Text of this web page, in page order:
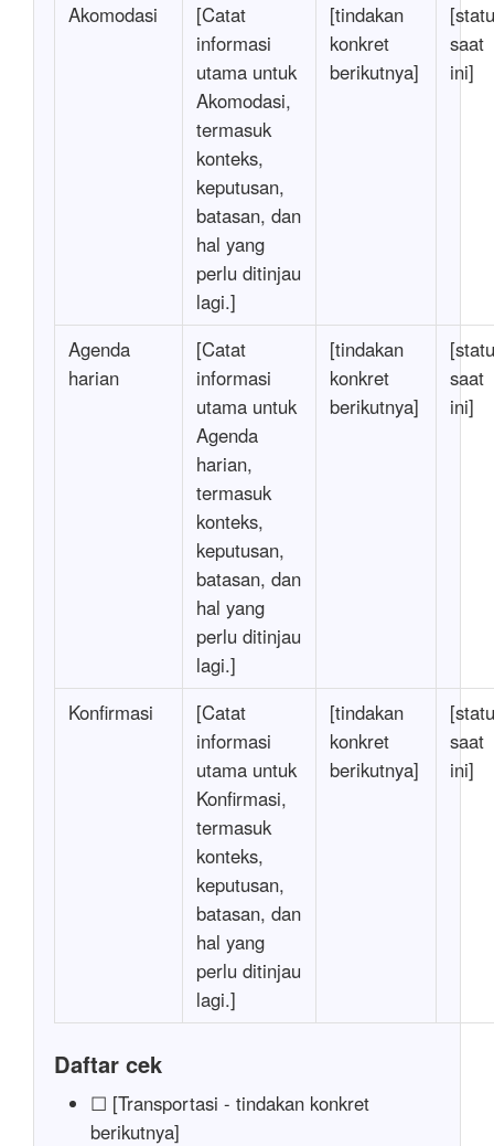
Akomodasi
[Catat
informasi
utama untuk
Akomodasi,
termasuk
konteks,
keputusan,
batasan, dan
hal yang
perlu ditinjau
lagi.]
[tindakan
konkret
berikutnya]
saat
ini]
Agenda
harian
[Catat
informasi
utama untuk
Agenda
harian,
termasuk
konteks,
keputusan,
batasan, dan
hal yang
perlu ditinjau
lagi.]
[tindakan
konkret
berikutnya]
saat
ini]
Konfirmasi
[Catat
informasi
utama untuk
Konfirmasi,
termasuk
konteks,
keputusan,
batasan, dan
hal yang
perlu ditinjau
lagi.]
[tindakan
konkret
berikutnya]
saat
ini]
Daftar cek
☐ [Transportasi - tindakan konkret
berikutnya]